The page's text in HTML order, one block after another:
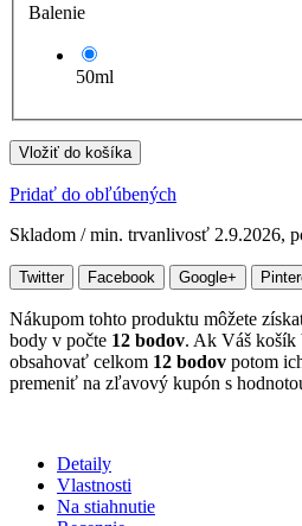
Balenie
50ml
Vložiť do košíka
Pridať do obľúbených
Skladom / min. trvanlivosť 2.9.2026,
Twitter Facebook Google+
Nákupom tohto produktu môžete
body v počte 12 bodov. Ak Váš košík
obsahovať celkom 12 bodov potom
premeniť na zľavový kupón s
Detaily
Vlastnosti
Na stiahnutie